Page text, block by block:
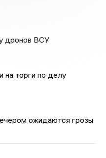
дронов ВСУ
на торги по делу
ожидаются грозы